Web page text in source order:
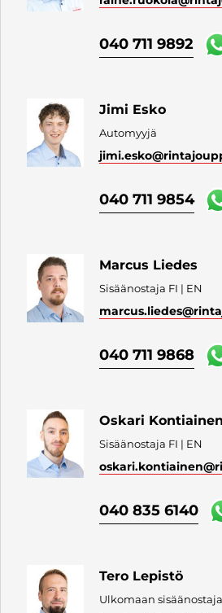
040 711 9892
Jimi Esko
Automyyjä
jimi.esko
040 711 9854
Marcus Liedes
Sisäänostaja FI | EN
marcus.liedes
040 711 9868
Oskari Kontiainen
Sisäänostaja FI | EN
oskari.kontiainen
040 835 6140
Tero Lepistö
Ulkomaan sisäänostaja